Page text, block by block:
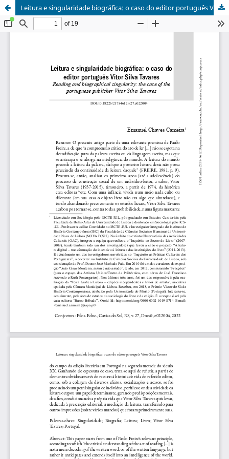
Leitura e singularidade biográfica: o caso do editor português Vitor Silva Tavares